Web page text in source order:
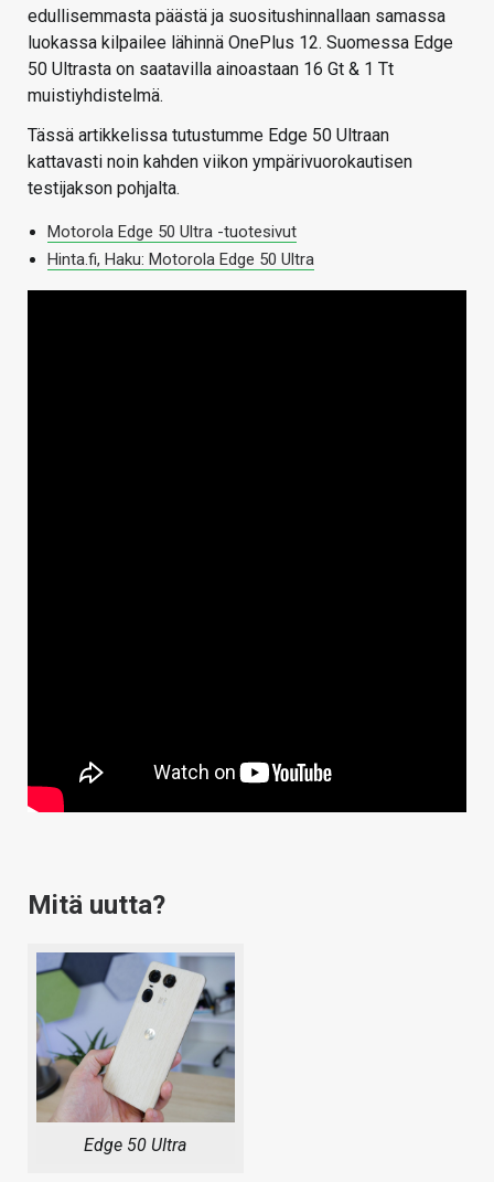
edullisemmasta päästä ja suositushinnallaan samassa
luokassa kilpailee lähinnä OnePlus 12. Suomessa Edge
50 Ultrasta on saatavilla ainoastaan 16 Gt & 1 Tt
muistiyhdistelmä.
Tässä artikkelissa tutustumme Edge 50 Ultraan
kattavasti noin kahden viikon ympärivuorokautisen
testijakson pohjalta.
Motorola Edge 50 Ultra -tuotesivut
Hinta.fi, Haku: Motorola Edge 50 Ultra
Mitä uutta?
Edge 50 UItra